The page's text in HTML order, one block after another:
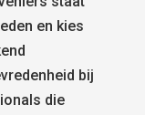
en kies
bij
die